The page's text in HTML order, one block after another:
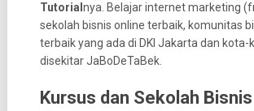
Tutorial nya. Belajar internet marketing
sekolah bisnis online terbaik, komunitas
terbaik yang ada di DKI Jakarta dan kota-
disekitar JaBoDeTaBek.
Kursus dan Sekolah